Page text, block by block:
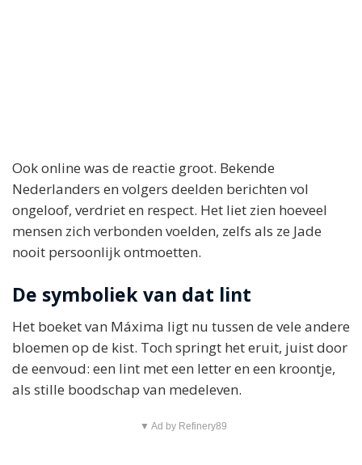
Ook online was de reactie groot. Bekende
Nederlanders en volgers deelden berichten vol
ongeloof, verdriet en respect. Het liet zien hoeveel
mensen zich verbonden voelden, zelfs als ze Jade
nooit persoonlijk ontmoetten.
De symboliek van dat lint
Het boeket van Máxima ligt nu tussen de vele andere
bloemen op de kist. Toch springt het eruit, juist door
de eenvoud: een lint met een letter en een kroontje,
als stille boodschap van medeleven.
▼ Ad by Refinery89